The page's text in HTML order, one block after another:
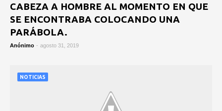
CABEZA A HOMBRE AL MOMENTO EN QUE
SE ENCONTRABA COLOCANDO UNA
PARÁBOLA.
Anónimo - agosto 31, 2019
NOTICIAS